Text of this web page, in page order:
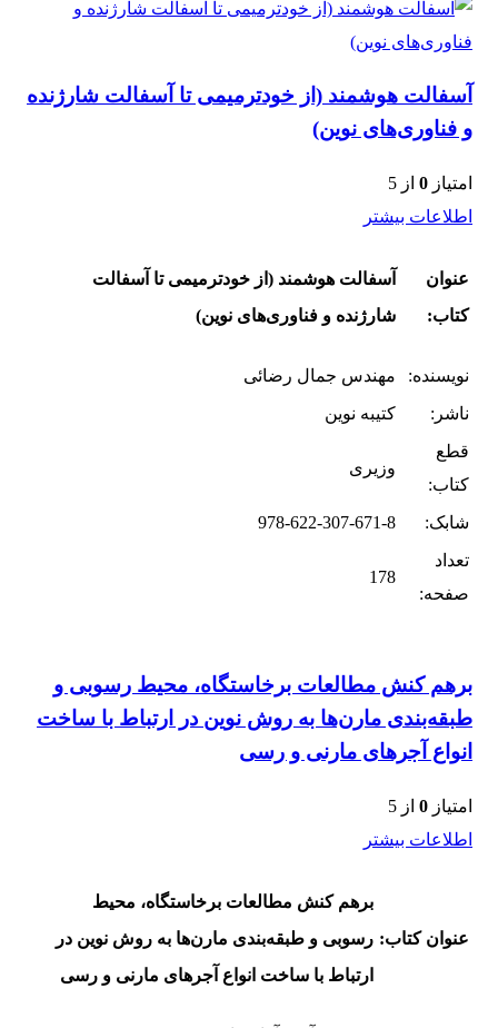
آسفالت هوشمند (از خودترمیمی تا آسفالت شارژنده
و فناوری‌های نوین)
امتیاز 0 از 5
اطلاعات بیشتر
عنوان
کتاب:
آسفالت هوشمند (از خودترمیمی تا آسفالت
شارژنده و فناوری‌های نوین)
نویسنده:
مهندس جمال رضائی
ناشر:
کتیبه نوین
قطع
کتاب:
وزیری
شابک:
978-622-307-671-8
تعداد
صفحه:
178
برهم کنش مطالعات برخاستگاه، محیط رسوبی و
طبقه‌بندی مارن‌ها به‌ روش نوین در ارتباط با ساخت
انواع آجرهای مارنی و رسی
امتیاز 0 از 5
اطلاعات بیشتر
عنوان کتاب:
برهم کنش مطالعات برخاستگاه، محیط
رسوبی و طبقه‌بندی مارن‌ها به‌ روش نوین در
ارتباط با ساخت انواع آجرهای مارنی و رسی